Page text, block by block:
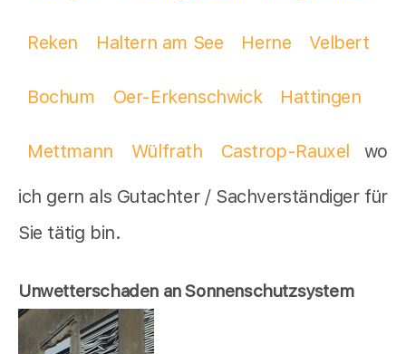
Reken Haltern am See Herne Velbert
Bochum Oer-Erkenschwick Hattingen
Mettmann Wülfrath Castrop-Rauxel wo
ich gern als Gutachter / Sachverständiger für
Sie tätig bin.
Unwetterschaden an Sonnenschutzsystem